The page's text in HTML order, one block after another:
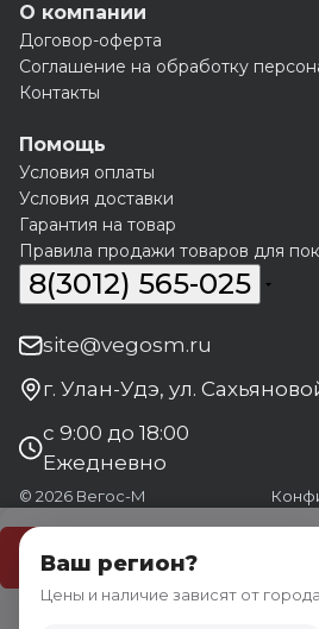
О компании
Договор-оферта
Соглашение на обработку
Контакты
Помощь
Условия оплаты
Условия доставки
Гарантия на товар
Правила продажи товаров для
8(3012) 565-025
site@vegosm.ru
г. Улан-Удэ, ул.
с 9:00 до 18:00
Ежедневно
© 2026 Вегос-М
Ваш регион?
Цены и наличие зависят от города